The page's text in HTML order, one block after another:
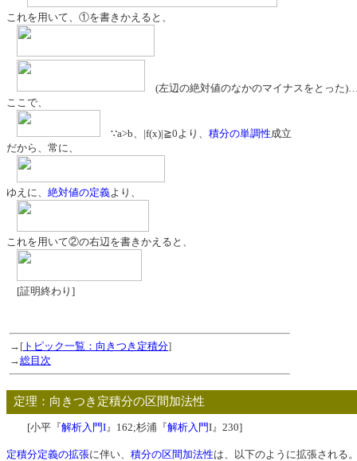
これを用いて、①を書きかえると、
(左辺の絶対値のなかのマイナスをとった
ここで、
∵a>b、|f(x)|≧0より、 積分の単調性成立
だから、常に、
ゆえに、 絶対値の定義より、
これを用いて②の右辺を書きかえると、
[証明終わり]
→[ トピック一覧：向きつき定積分]
→総目次
定理：向きつき定積分の区間加法性
[小平『解析入門I 』162;杉浦『解析入門I』230]
定積分定義の拡張に伴い、 積分の区間加法性は、以下のように拡張される。